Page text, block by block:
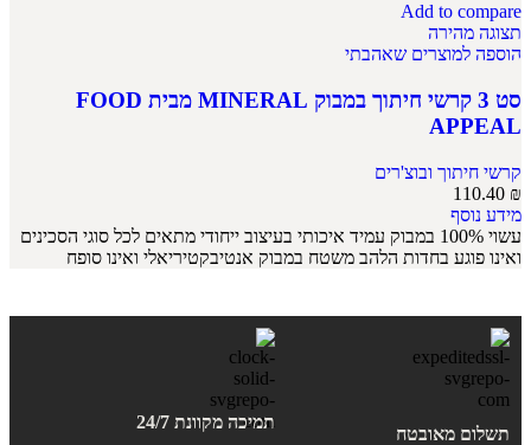
Add to compare
תצוגה מהירה
הוספה למוצרים שאהבתי
סט 3 קרשי חיתוך במבוק MINERAL מבית FOOD
APPEAL
קרשי חיתוך ובוצ'רים
110.40 ₪
מידע נוסף
עשוי 100% במבוק עמיד איכותי בעיצוב ייחודי מתאים לכל סוגי הסכינים
ואינו פוגע בחדות הלהב משטח במבוק אנטיבקטיריאלי ואינו סופח
תשלום מאובטח
תמיכה מקוונת 24/7